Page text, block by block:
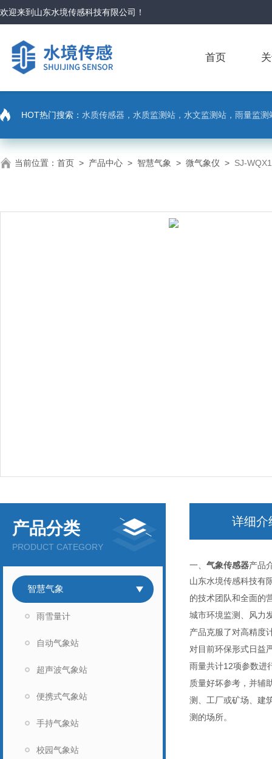
欢迎来到 山东水境传感科技有限公司 ！
首页
HOT热门搜索： 水质传感器，水质监测站，水文监测站，雨量监
当前位置： 首页 > 产品中心 > 智慧气象 > 微气象仪 > SJ-
产品分类
PRODUCT CATEGORY
智慧气象
雨雪量计
自动气象站
超声波气象站
便携式气象站
手持气象站
校园气象站
详细介
一、 气象传感器产品
山东水境传感科技有
的技术团队和全面的
城市环境监测、风力
产品克服了对高精度
对目前环保形式日益
雨量共计12项参数进
质量好坏参考，并辅
测、工厂或矿场、建
测的场所。